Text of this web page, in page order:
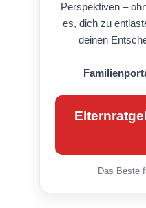
Perspektiven –
es, dich zu
deinen
Das Beste